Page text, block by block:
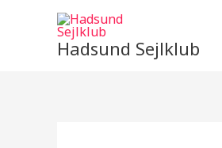
Hadsund Sejlklub